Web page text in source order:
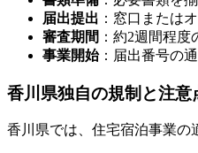
届出提出 ：窓口または
審査期間 ：約2週間程度
事業開始：届出番号の
香川県独自の規制と注意
香川県では、住宅宿泊事業の